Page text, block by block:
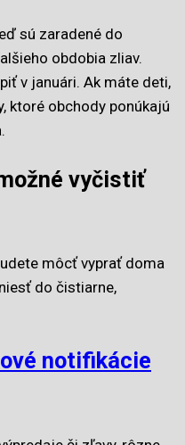
sú zaradené do
obdobia zliav.
v januári. Ak máte deti,
ktoré obchody ponúkajú
vyčistiť
môcť vyprať doma
do čistiarne,
notifikácie